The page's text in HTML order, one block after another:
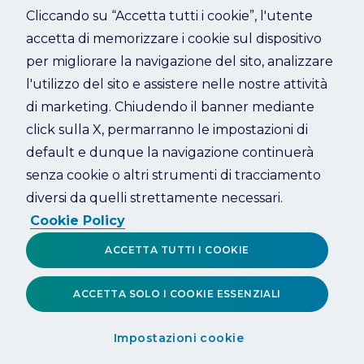
Refresh
Cliccando su “Accetta tutti i cookie”, l'utente
accetta di memorizzare i cookie sul dispositivo
per migliorare la navigazione del sito, analizzare
l'utilizzo del sito e assistere nelle nostre attività
di marketing. Chiudendo il banner mediante
click sulla X, permarranno le impostazioni di
default e dunque la navigazione continuerà
senza cookie o altri strumenti di tracciamento
diversi da quelli strettamente necessari.
Cookie Policy
Impostazioni cookie
ACCETTA SOLO I COOKIE ESSENZIALI
ACCETTA TUTTI I COOKIE